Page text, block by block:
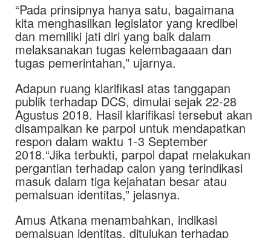
“Pada prinsipnya hanya satu, bagaimana
kita menghasilkan legislator yang kredibel
dan memiliki jati diri yang baik dalam
melaksanakan tugas kelembagaaan dan
tugas pemerintahan,” ujarnya.
Adapun ruang klarifikasi atas tanggapan
publik terhadap DCS, dimulai sejak 22-28
Agustus 2018. Hasil klarifikasi tersebut akan
disampaikan ke parpol untuk mendapatkan
respon dalam waktu 1-3 September
2018.“Jika terbukti, parpol dapat melakukan
pergantian terhadap calon yang terindikasi
masuk dalam tiga kejahatan besar atau
pemalsuan identitas,” jelasnya.
Amus Atkana menambahkan, indikasi
pemalsuan identitas, ditujukan terhadap